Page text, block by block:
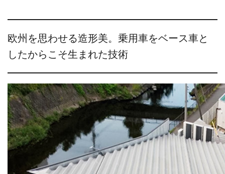
欧州を思わせる造形美。乗用車をベース車と
したからこそ生まれた技術